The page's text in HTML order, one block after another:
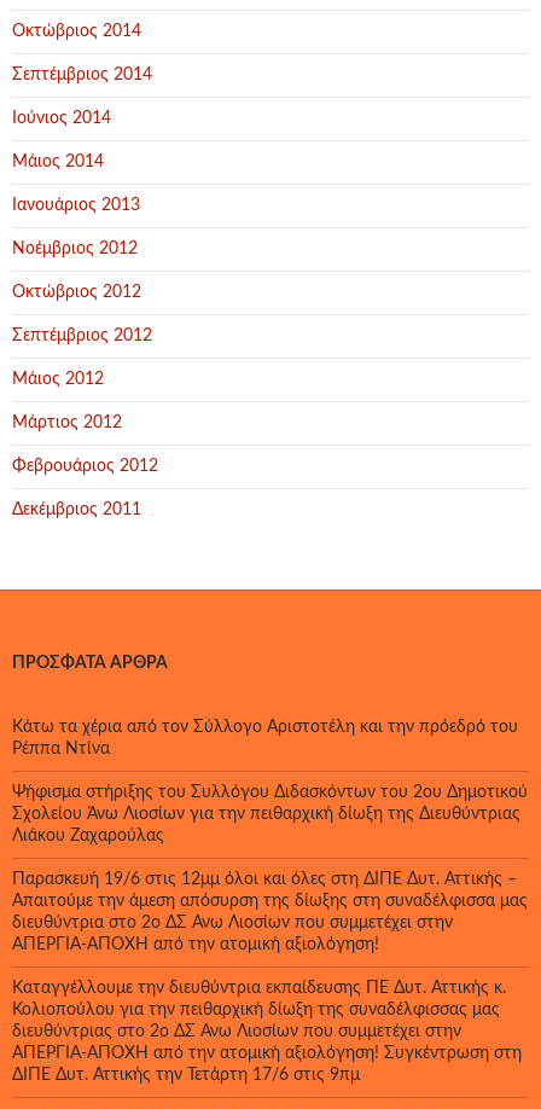
Οκτώβριος 2014
Σεπτέμβριος 2014
Ιούνιος 2014
Μάιος 2014
Ιανουάριος 2013
Νοέμβριος 2012
Οκτώβριος 2012
Σεπτέμβριος 2012
Μάιος 2012
Μάρτιος 2012
Φεβρουάριος 2012
Δεκέμβριος 2011
ΠΡΌΣΦΑΤΑ ΆΡΘΡΑ
Κάτω τα χέρια από τον Σύλλογο Αριστοτέλη και την πρόεδρό του
Ρέππα Ντίνα
Ψήφισμα στήριξης του Συλλόγου Διδασκόντων του 2ου Δημοτικού
Σχολείου Άνω Λιοσίων για την πειθαρχική δίωξη της Διευθύντριας
Λιάκου Ζαχαρούλας
Παρασκευή 19/6 στις 12μμ όλοι και όλες στη ΔΙΠΕ Δυτ. Αττικής –
Απαιτούμε την άμεση απόσυρση της δίωξης στη συναδέλφισσα μας
διευθύντρια στο 2ο ΔΣ Άνω Λιοσίων που συμμετέχει στην
ΑΠΕΡΓΙΑ-ΑΠΟΧΗ από την ατομική αξιολόγηση!
Καταγγέλλουμε την διευθύντρια εκπαίδευσης ΠΕ Δυτ. Αττικής κ.
Κολιοπούλου για την πειθαρχική δίωξη της συναδέλφισσας μας
διευθύντριας στο 2ο ΔΣ Άνω Λιοσίων που συμμετέχει στην
ΑΠΕΡΓΙΑ-ΑΠΟΧΗ από την ατομική αξιολόγηση! Συγκέντρωση στη
ΔΙΠΕ Δυτ. Αττικής την Τετάρτη 17/6 στις 9πμ